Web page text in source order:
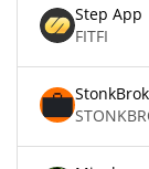
Step App
FITFI